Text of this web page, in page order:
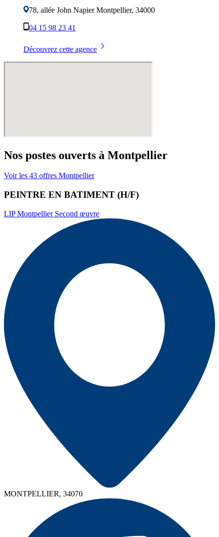
78, allée John Napier Montpellier, 34000
04 15 98 23 41
Découvrez cette agence
Nos postes ouverts à Montpellier
Voir les 43 offres Montpellier
PEINTRE EN BATIMENT (H/F)
LIP Montpellier Second œuvre
MONTPELLIER, 34070